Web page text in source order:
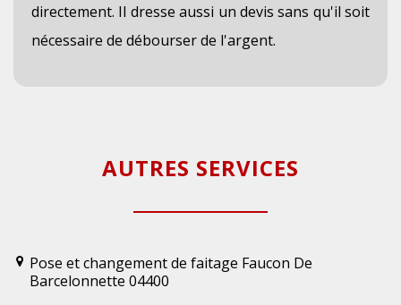
directement. Il dresse aussi un devis sans qu'il soit
nécessaire de débourser de l'argent.
AUTRES SERVICES
Pose et changement de faitage Faucon De
Barcelonnette 04400